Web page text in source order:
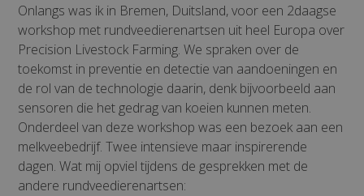
Onlangs was ik in Bremen, Duitsland, voor een 2daagse
workshop met rundveedierenartsen uit heel Europa over
Precision Livestock Farming. We spraken over de
toekomst in preventie en detectie van aandoeningen en
de rol van de technologie daarin, denk bijvoorbeeld aan
sensoren die het gedrag van koeien kunnen meten.
Onderdeel van deze workshop was een bezoek aan een
melkveebedrijf. Twee intensieve maar inspirerende
dagen. Wat mij opviel tijdens de gesprekken met de
andere rundveedierenartsen: